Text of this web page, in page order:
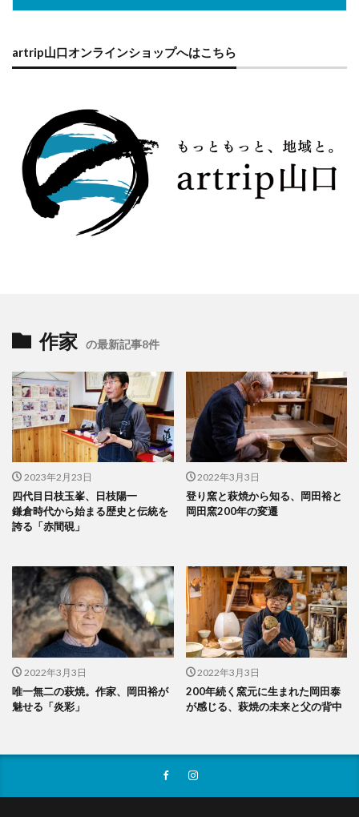
artrip山口オンラインショップへはこちら
作家 の最新記事8件
2023年2月23日
四代目日枝玉峯、日枝陽一
鎌倉時代から始まる歴史と伝統を
誇る「赤間硯」
2022年3月3日
登り窯と萩焼から知る、岡田裕と
岡田窯200年の変遷
2022年3月3日
唯一無二の萩焼。作家、岡田裕が
魅せる「炎彩」
2022年3月3日
200年続く窯元に生まれた岡田泰
が感じる、萩焼の未来と父の背中